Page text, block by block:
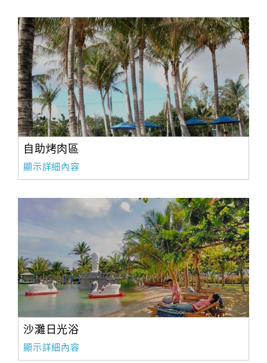
自助烤肉區
顯示詳細內容
沙灘日光浴
顯示詳細內容